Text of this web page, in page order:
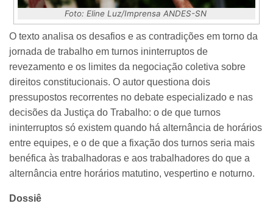
Foto: Eline Luz/Imprensa ANDES-SN
O texto analisa os desafios e as contradições em torno da
jornada de trabalho em turnos ininterruptos de
revezamento e os limites da negociação coletiva sobre
direitos constitucionais. O autor questiona dois
pressupostos recorrentes no debate especializado e nas
decisões da Justiça do Trabalho: o de que turnos
ininterruptos só existem quando há alternância de horários
entre equipes, e o de que a fixação dos turnos seria mais
benéfica às trabalhadoras e aos trabalhadores do que a
alternância entre horários matutino, vespertino e noturno.
Dossiê